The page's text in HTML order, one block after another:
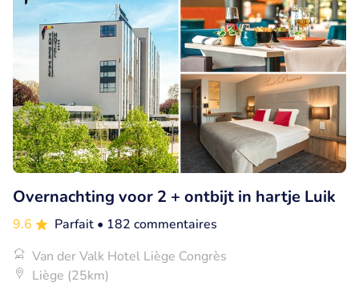
Overnachting voor 2 + ontbijt in hartje Luik
9.6 Parfait • 182 commentaires
Van der Valk Hotel Liège Congrès
Liège (25km)